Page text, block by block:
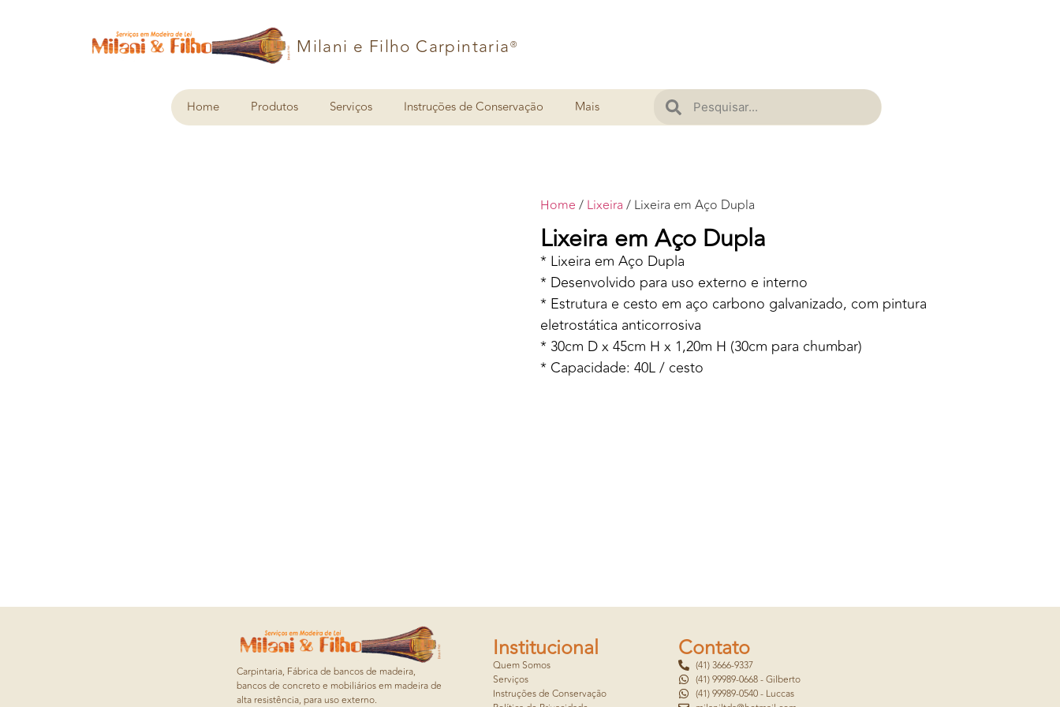
Milani e Filho Carpintaria®
Home Produtos Serviços Instruções de Conservação Mais
Home / Lixeira / Lixeira em Aço Dupla
Lixeira em Aço Dupla
* Lixeira em Aço Dupla
* Desenvolvido para uso externo e interno
* Estrutura e cesto em aço carbono galvanizado, com pintura
eletrostática anticorrosiva
* 30cm D x 45cm H x 1,20m H (30cm para chumbar)
* Capacidade: 40L / cesto
Carpintaria, Fábrica de bancos de madeira,
bancos de concreto e mobiliários em madeira de
alta resistência, para uso externo.
Institucional
Quem Somos
Serviços
Instruções de Conservação
Contato
(41) 3666-9337
(41) 99989-0668 - Gilberto
(41) 99989-0540 - Luccas